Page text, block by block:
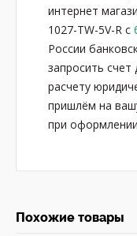
интернет
1027-TW-5V-R с
России
запросить
расчету
пришлём на
при
Похожие товары